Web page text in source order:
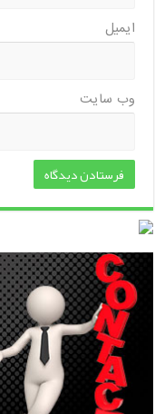
ایمیل
وب‌ سایت